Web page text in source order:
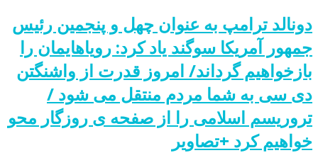
دونالد ترامپ به عنوان چهل و پنجمین رئیس
جمهور آمریکا سوگند یاد کرد: رویاهایمان را
بازخواهیم گرداند/ امروز قدرت از واشنگتن
دی سی به شما مردم منتقل می شود /
تروریسم اسلامی را از صفحه ی روزگار محو
خواهیم کرد +تصاویر